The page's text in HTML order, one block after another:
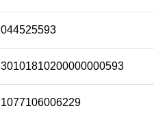
044525593
30101810200000000593
1077106006229